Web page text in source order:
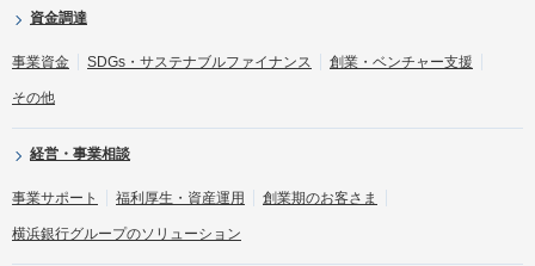
資金調達
事業資金 SDGs・サステナブルファイナンス 創業・ベンチャー支援
その他
経営・事業相談
事業サポート 福利厚生・資産運用 創業期のお客さま
横浜銀行グループのソリューション